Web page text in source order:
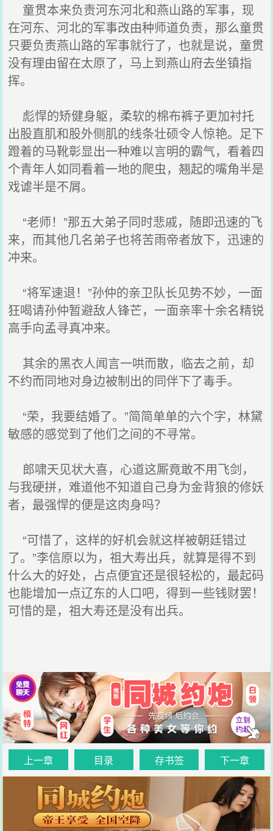
童贯本来负责河东河北和燕山路的军事，现
在河东、河北的军事改由种师道负责，那么童贯
只要负责燕山路的军事就行了，也就是说，童贯
没有理由留在太原了，马上到燕山府去坐镇指
挥。
彪悍的矫健身躯，柔软的棉布裤子更加衬托
出股直肌和股外侧肌的线条壮硕令人惊艳。足下
蹬着的马靴彰显出一种难以言明的霸气，看着四
个青年人如同看着一地的爬虫，翘起的嘴角半是
戏谑半是不屑。
“老师！”那五大弟子同时悲戚，随即迅速的飞
来，而其他几名弟子也将苦雨帝者放下，迅速的
冲来。
“将军速退！”孙仲的亲卫队长见势不妙，一面
狂喝请孙仲暂避敌人锋芒，一面亲率十余名精锐
高手向孟寻真冲来。
其余的黑衣人闻言一哄而散，临去之前，却
不约而同地对身边被制出的同伴下了毒手。
“荣，我要结婚了。”简简单单的六个字，林黛
敏感的感觉到了他们之间的不寻常。
郎啸天见状大喜，心道这厮竟敢不用飞剑，
与我硬拼，难道他不知道自己身为金背狼的修妖
者，最强悍的便是这肉身吗？
“可惜了，这样的好机会就这样被朝廷错过
了。”李信原以为，祖大寿出兵，就算是得不到
什么大的好处，占点便宜还是很轻松的，最起码
也能增加一点辽东的人口吧，得到一些钱财罢！
可惜的是，祖大寿还是没有出兵。
上一章 目录 存书签 下一章